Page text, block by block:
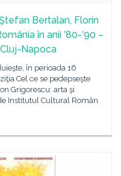
Bertalan, Florin
în anii ′80-′90 –
Napoca
în perioada 16
Cel ce se pedepseşte
Grigorescu: arta şi
Institutul Cultural Român